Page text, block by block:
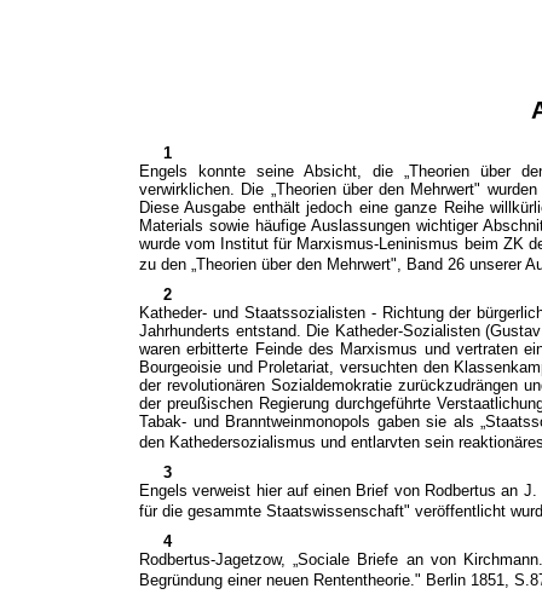
1
Engels konnte seine Absicht, die „Theorien über
verwirklichen. Die „Theorien über den Mehrwert"
Diese Ausgabe enthält jedoch eine ganze Reihe
Materials sowie häufige Auslassungen wichtiger
wurde vom Institut für Marxismus-Leninismus beim ZK
zu den „Theorien über den Mehrwert", Band 26 unserer
2
Katheder- und Staatssozialisten - Richtung der
Jahrhunderts entstand. Die Katheder-Sozialisten
waren erbitterte Feinde des Marxismus und vertraten
Bourgeoisie und Proletariat, versuchten den
der revolutionären Sozialdemokratie zurückzudrängen
der preußischen Regierung durchgeführte
Tabak- und Branntweinmonopols gaben sie als
den Kathedersozialismus und entlarvten sein
3
Engels verweist hier auf einen Brief von Rodbertus an
für die gesammte Staatswissenschaft" veröffentlicht
4
Rodbertus-Jagetzow, „Sociale Briefe an von
Begründung einer neuen Rententheorie." Berlin 1851,